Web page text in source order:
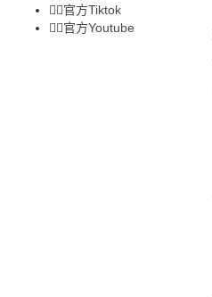
👉🏻官方Tiktok
👉🏻官方Youtube